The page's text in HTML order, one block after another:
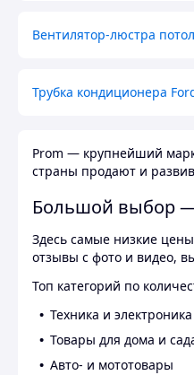
Вентилятор-люстра
Трубка кондиционера
Prom — крупнейший
страны продают и
Большой выбор
Здесь самые низкие
отзывы с фото и видео,
Топ категорий по
Техника и электроника
Товары для дома и
Авто- и мототовары